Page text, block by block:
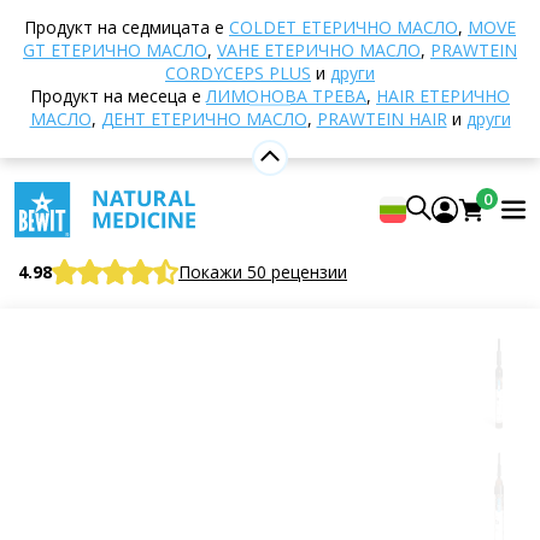
Продукт на седмицата е COLDET EТЕРИЧНО МАСЛО, MOVE
GT ЕТЕРИЧНО МАСЛО, VAHE ЕТЕРИЧНО МАСЛО, PRAWTEIN
CORDYCEPS PLUS и други
Продукт на месеца еЛИМОНОВА ТРЕВА, HAIR ЕТЕРИЧНО
МАСЛО, ДЕНТ ЕТЕРИЧНО МАСЛО, PRAWTEIN HAIRи други
0
за кожата
Козметични масла
Рициново масло
Рициново масло - от семена
100% натурално козметично масло
BEWIT Ricin Oil
4.98 Покажи 50 рецензии